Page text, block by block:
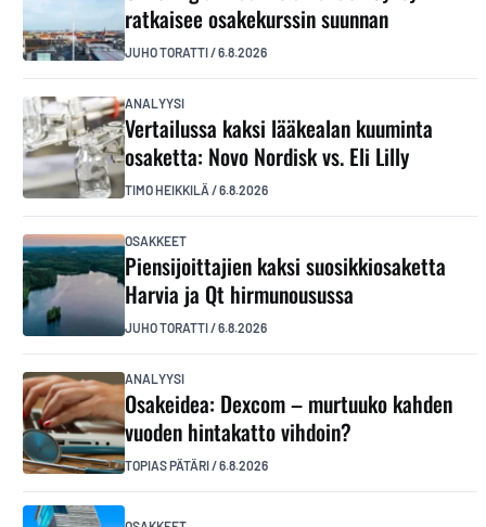
ratkaisee osakekurssin suunnan
JUHO TORATTI/6.8.2026
ANALYYSI
Vertailussa kaksi lääkealan kuuminta
osaketta: Novo Nordisk vs. Eli Lilly
TIMO HEIKKILÄ /6.8.2026
OSAKKEET
Piensijoittajien kaksi suosikkiosaketta
Harvia ja Qt hirmunousussa
JUHO TORATTI/6.8.2026
ANALYYSI
Osakeidea: Dexcom – murtuuko kahden
vuoden hintakatto vihdoin?
TOPIAS PÄTÄRI/6.8.2026